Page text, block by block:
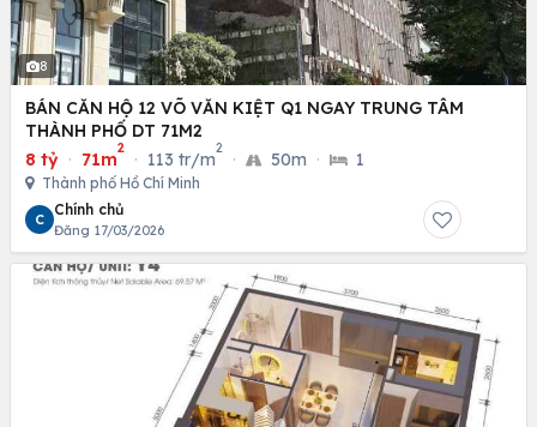
8
BÁN CĂN HỘ 12 VÕ VĂN KIỆT Q1 NGAY TRUNG TÂM
THÀNH PHỐ DT 71M2
8 tỷ · 71m
2
· 113 tr/m
2
· 50m · 1
Thành phố Hồ Chí Minh
C
Chính chủ
Đăng 17/03/2026